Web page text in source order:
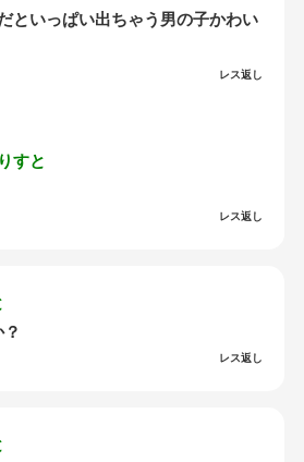
といっぱい出ちゃう男の子かわい
レス返し
すと
レス返し
レス返し